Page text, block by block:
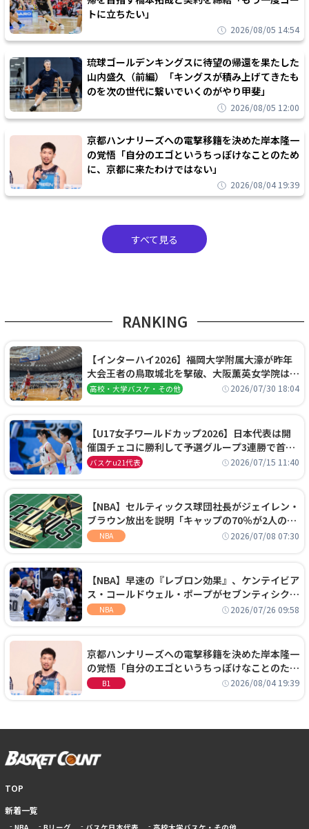
トに立ちたい」
2026/08/05 14:54
琉球ゴールデンキングスに待望の帰還を果たした
山内盛久（前編）「キングスが積み上げてきたも
のを次の世代に繋いでいくのがやり甲斐」
2026/08/05 12:00
京都ハンナリーズへの電撃移籍を決めた岸本隆一
の覚悟「自分のエゴというちっぽけなことのため
に、京都に来たわけではない」
2026/08/04 19:39
すべて見る
RANKING
【インターハイ2026】福岡大学附属大濠が昨年
大会王者の鳥取城北を撃破、大阪薫英女学院は岐
阜女子に完勝、大会3日目試合結果
高校・大学バスケ・その他 2026/07/30 18:04
【U17女子ワールドカップ2026】日本代表は開
催国チェコに勝利して予選グループ3連勝で首位
通過！準々決勝の相手はエジプトに決定
バスケu21代表 2026/07/15 11:40
【NBA】セルティックス球団社長がジェイレン・
ブラウン放出を説明「キャップの70％が2人の選
手に集中するチームでは勝てない」
NBA 2026/07/08 07:30
【NBA】早速の『レブロン効果』、ケンテイビア
ス・コールドウェル・ポープがセブンティシクサ
ーズに1年契約で加入
NBA 2026/07/26 09:58
京都ハンナリーズへの電撃移籍を決めた岸本隆一
の覚悟「自分のエゴというちっぽけなことのため
に、京都に来たわけではない」
B1 2026/08/04 19:39
TOP
新着一覧